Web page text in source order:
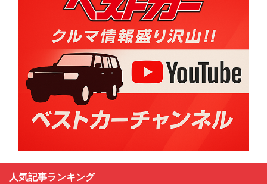
人気記事ランキング